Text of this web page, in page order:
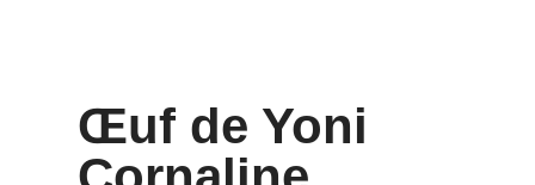
Œuf de Yoni